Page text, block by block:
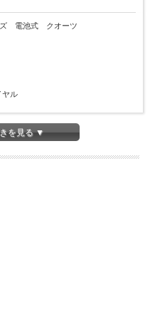
電池式 クオーツ
ヤル
属の工具を使用してご自身でバンド
らないサプライズプレゼントにもお
を見る ▼